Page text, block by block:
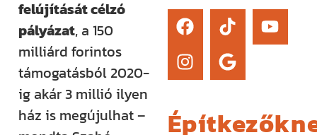
felújítását célzó
pályázat, a 150
milliárd forintos
támogatásból 2020-
ig akár 3 millió ilyen
ház is megújulhat –